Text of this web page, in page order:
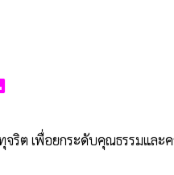
ริต เพื่อยกระดับคุณธรรมและ